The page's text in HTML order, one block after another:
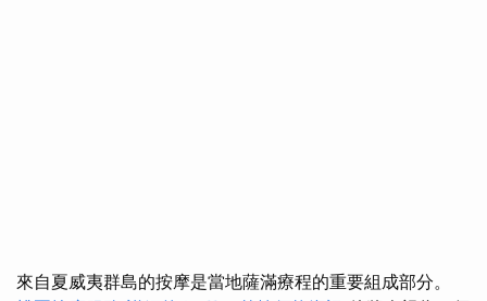
來自夏威夷群島的按摩是當地薩滿療程的重要組成部分。